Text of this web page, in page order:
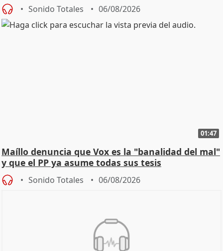
Sonido Totales 06/08/2026
01:47
Maíllo denuncia que Vox es la "banalidad del mal"
y que el PP ya asume todas sus tesis
Sonido Totales 06/08/2026